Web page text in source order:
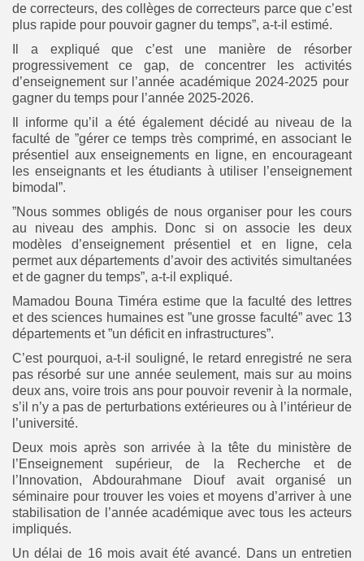
de correcteurs, des collèges de correcteurs parce que c’est
plus rapide pour pouvoir gagner du temps”, a-t-il estimé.
Il a expliqué que c’est une manière de résorber
progressivement ce gap, de concentrer les activités
d’enseignement sur l’année académique 2024-2025 pour
gagner du temps pour l’année 2025-2026.
Il informe qu’il a été également décidé au niveau de la
faculté de ”gérer ce temps très comprimé, en associant le
présentiel aux enseignements en ligne, en encourageant
les enseignants et les étudiants à utiliser l’enseignement
bimodal”.
”Nous sommes obligés de nous organiser pour les cours
au niveau des amphis. Donc si on associe les deux
modèles d’enseignement présentiel et en ligne, cela
permet aux départements d’avoir des activités simultanées
et de gagner du temps”, a-t-il expliqué.
Mamadou Bouna Timéra estime que la faculté des lettres
et des sciences humaines est ”une grosse faculté” avec 13
départements et ”un déficit en infrastructures”.
C’est pourquoi, a-t-il souligné, le retard enregistré ne sera
pas résorbé sur une année seulement, mais sur au moins
deux ans, voire trois ans pour pouvoir revenir à la normale,
s’il n’y a pas de perturbations extérieures ou à l’intérieur de
l’université.
Deux mois après son arrivée à la tête du ministère de
l’Enseignement supérieur, de la Recherche et de
l’Innovation, Abdourahmane Diouf avait organisé un
séminaire pour trouver les voies et moyens d’arriver à une
stabilisation de l’année académique avec tous les acteurs
impliqués.
Un délai de 16 mois avait été avancé. Dans un entretien